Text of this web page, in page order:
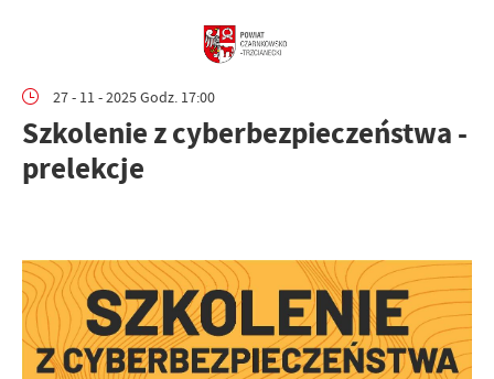
27 - 11 - 2025 Godz. 17:00
Szkolenie z cyberbezpieczeństwa -
prelekcje